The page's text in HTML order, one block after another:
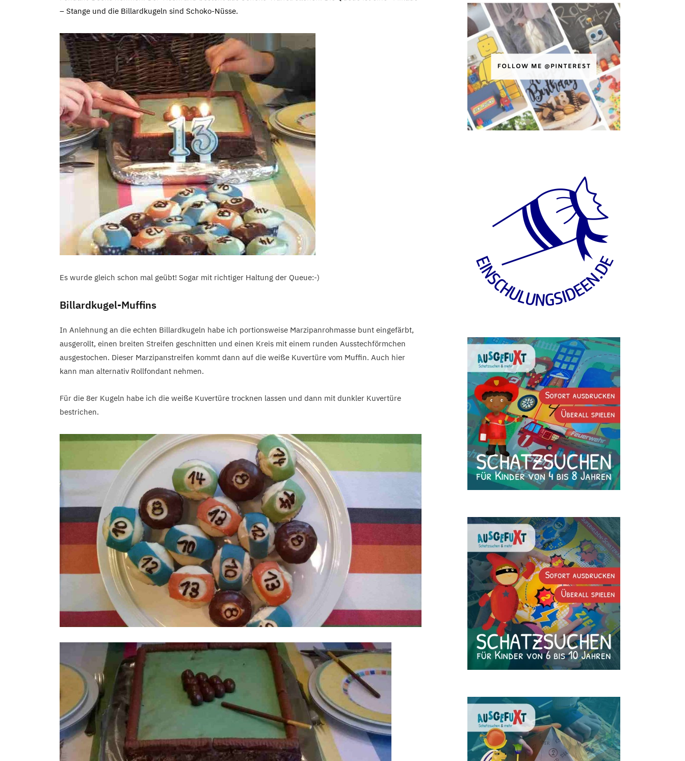
– Stange und die Billardkugeln sind Schoko-Nüsse.
Es wurde gleich schon mal geübt! Sogar mit richtiger Haltung der Queue:-)
Billardkugel-Muffins
In Anlehnung an die echten Billardkugeln habe ich portionsweise Marzipanrohmasse bunt eingefärbt,
ausgerollt, einen breiten Streifen geschnitten und einen Kreis mit einem runden Ausstechförmchen
ausgestochen. Dieser Marzipanstreifen kommt dann auf die weiße Kuvertüre vom Muffin. Auch hier
kann man alternativ Rollfondant nehmen.
Für die 8er Kugeln habe ich die weiße Kuvertüre trocknen lassen und dann mit dunkler Kuvertüre
bestrichen.